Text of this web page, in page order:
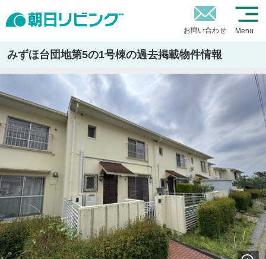
お問い合わせ Menu
みずほ台団地第5の1号棟の過去掲載物件情報